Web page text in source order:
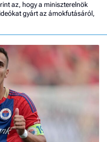
az, hogy a miniszterelnök
gyárt az ámokfutásáról,